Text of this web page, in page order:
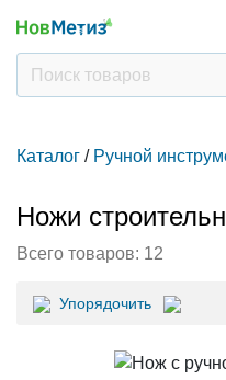
Каталог / Ручной
Ножи
Всего товаров: 12
Упорядочить